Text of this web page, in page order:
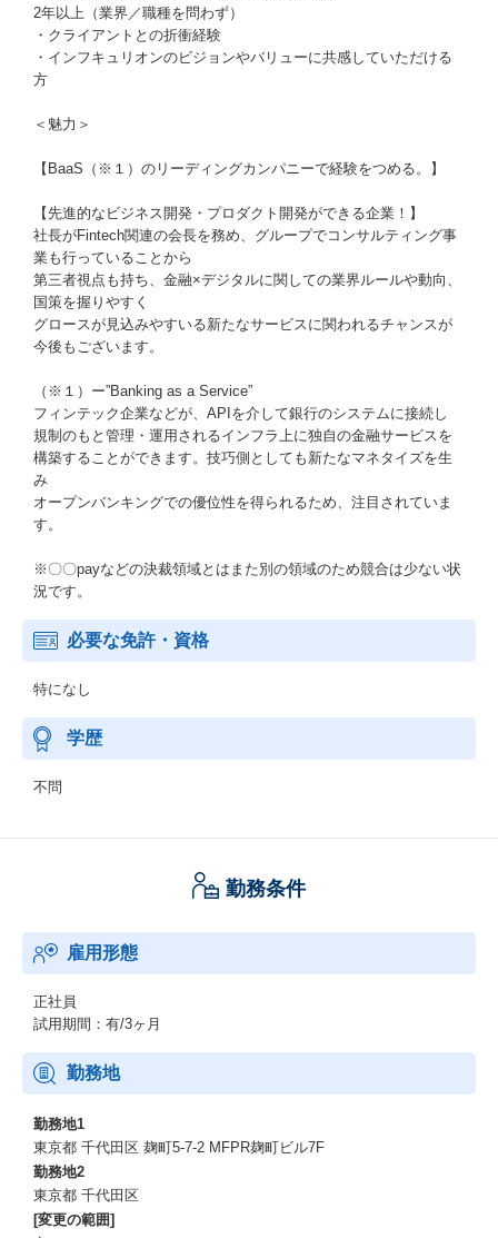
2年以上（業界／職種を問わず）
・クライアントとの折衝経験
・インフキュリオンのビジョンやバリューに共感していただける
方
＜魅力＞
【BaaS（※１）のリーディングカンパニーで経験をつめる。】
【先進的なビジネス開発・プロダクト開発ができる企業！】
社長がFintech関連の会長を務め、グループでコンサルティング事
業も行っていることから
第三者視点も持ち、金融×デジタルに関しての業界ルールや動向、
国策を握りやすく
グロースが見込みやすいる新たなサービスに関われるチャンスが
今後もございます。
（※１）ー”Banking as a Service”
フィンテック企業などが、APIを介して銀行のシステムに接続し
規制のもと管理・運用されるインフラ上に独自の金融サービスを
構築することができます。技巧側としても新たなマネタイズを生
み
オープンバンキングでの優位性を得られるため、注目されていま
す。
※〇〇payなどの決裁領域とはまた別の領域のため競合は少ない状
況です。
必要な免許・資格
特になし
学歴
不問
勤務条件
雇用形態
正社員
試用期間：有/3ヶ月
勤務地
勤務地1
東京都 千代田区 麹町5-7-2 MFPR麹町ビル7F
勤務地2
東京都 千代田区
[変更の範囲]